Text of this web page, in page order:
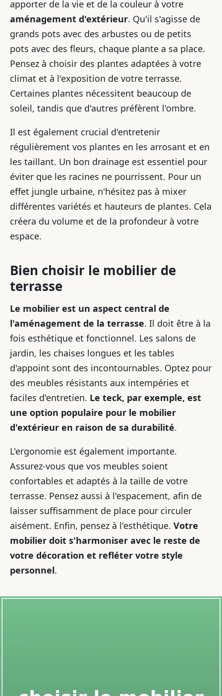
apporter de la vie et de la couleur à votre
aménagement d'extérieur. Qu'il s'agisse de
grands pots avec des arbustes ou de petits
pots avec des fleurs, chaque plante a sa place.
Pensez à choisir des plantes adaptées à votre
climat et à l'exposition de votre terrasse.
Certaines plantes nécessitent beaucoup de
soleil, tandis que d'autres préfèrent l'ombre.
Il est également crucial d'entretenir
régulièrement vos plantes en les arrosant et en
les taillant. Un bon drainage est essentiel pour
éviter que les racines ne pourrissent. Pour un
effet jungle urbaine, n'hésitez pas à mixer
différentes variétés et hauteurs de plantes. Cela
créera du volume et de la profondeur à votre
espace.
Bien choisir le mobilier de
terrasse
Le mobilier est un aspect central de
l'aménagement de la terrasse. Il doit être à la
fois esthétique et fonctionnel. Les salons de
jardin, les chaises longues et les tables
d'appoint sont des incontournables. Optez pour
des meubles résistants aux intempéries et
faciles d'entretien. Le teck, par exemple, est
une option populaire pour le mobilier
d'extérieur en raison de sa durabilité.
L'ergonomie est également importante.
Assurez-vous que vos meubles soient
confortables et adaptés à la taille de votre
terrasse. Pensez aussi à l'espacement, afin de
laisser suffisamment de place pour circuler
aisément. Enfin, pensez à l'esthétique. Votre
mobilier doit s'harmoniser avec le reste de
votre décoration et refléter votre style
personnel.